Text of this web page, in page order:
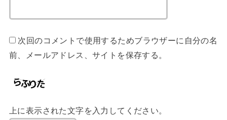
次回のコメントで使用するためブラウザーに自分の名
前、メールアドレス、サイトを保存する。
上に表示された文字を入力してください。